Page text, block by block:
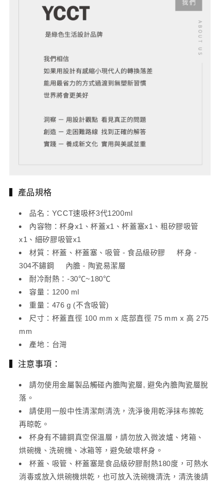
▍產品規格
品名：YCCT速吸杯3代1200ml
內容物：杯身x1、杯蓋x1、杯蓋塞x1、粗矽膠吸管
x1、細矽膠吸管x1
材質：杯蓋、杯蓋塞、吸管 - 食品級矽膠 杯身 -
304不鏽鋼 內膽 - 陶瓷易潔層
耐冷耐熱：-30℃~180℃
容量：1200 ml
重量：476 g (不含吸管)
尺寸：杯蓋直徑 100 mm x 底部直徑 75 mm x 高 275
mm
產地：台灣
▍注意事項：
請勿使用金屬製品觸碰內膽陶瓷層, 避免內膽陶瓷層脫
落 。
請使用一般中性清潔劑清洗，洗淨後用乾淨抹布擦乾
再晾乾。
杯身有不鏽鋼真空保溫層，請勿放入微波爐、烤箱、
烘碗機、洗碗機、冰箱等，避免破壞杯身。
杯蓋、吸管、杯蓋塞是食品級矽膠耐熱180度，可熱水
消毒或放入烘碗機烘乾，也可放入洗碗機清洗，清洗後請